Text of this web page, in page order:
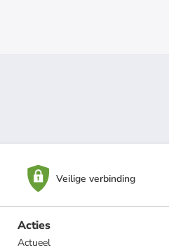
Veilige verbinding
Acties
Actueel